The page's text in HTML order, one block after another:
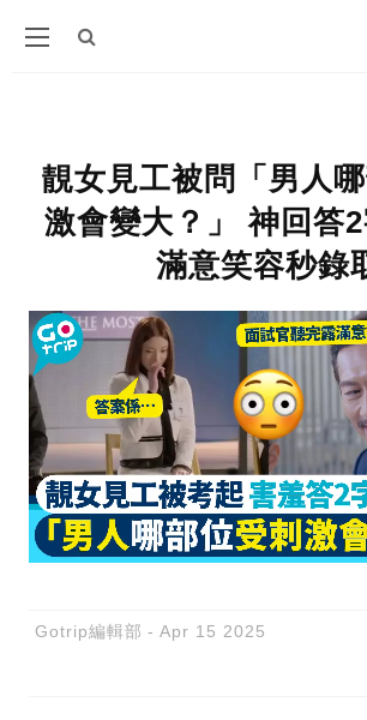
靚女見工被問「男人
激會變大？」 神回答
滿意笑容秒錄
Gotrip編輯部 Apr 15 2025